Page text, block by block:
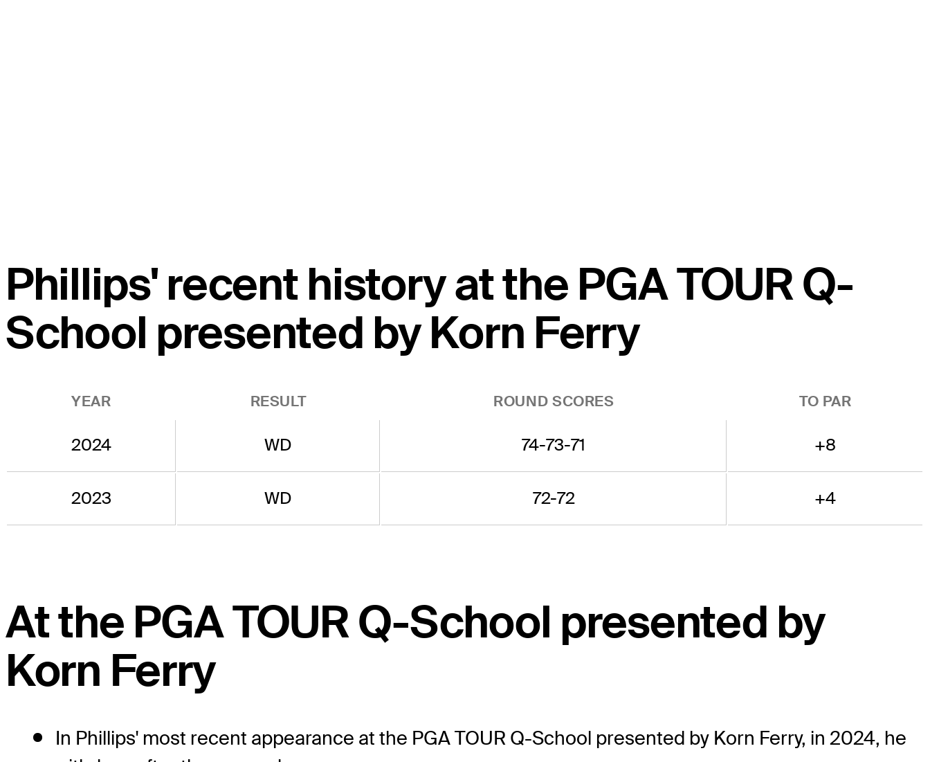
Phillips' recent history at the PGA TOUR Q-
School presented by Korn Ferry
YEAR RESULT ROUND SCORES TO PAR
2024 WD 74-73-71 +8
2023 WD 72-72 +4
At the PGA TOUR Q-School presented by
Korn Ferry
In Phillips' most recent appearance at the PGA TOUR Q-School presented by Korn Ferry, in 2024, he